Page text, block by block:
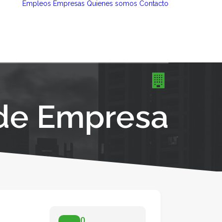
Empleos Empresas Quienes somos Contacto
Empresa